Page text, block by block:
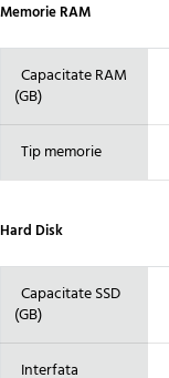
Memorie RAM
Capacitate RAM
(GB)
Tip memorie
Hard Disk
Capacitate SSD
(GB)
Interfata